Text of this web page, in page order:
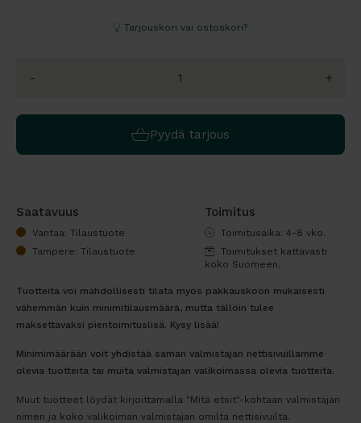
Tarjouskori vai ostoskori?
- +
Pyydä tarjous
Saatavuus
Vantaa: Tilaustuote
Tampere: Tilaustuote
Toimitus
Toimitusaika: 4-8 vko.
Toimitukset kattavasti
koko Suomeen.
Tuotteita voi mahdollisesti tilata myös pakkauskoon mukaisesti
vähemmän kuin minimitilausmäärä, mutta tällöin tulee
maksettavaksi pientoimituslisä. Kysy lisää!
Minimimäärään voit yhdistää saman valmistajan nettisivuillamme
olevia tuotteita tai muita valmistajan valikoimassa olevia tuotteita.
Muut tuotteet löydät kirjoittamalla "Mitä etsit"-kohtaan valmistajan
nimen ja koko valikoiman valmistajan omilta nettisivuilta.